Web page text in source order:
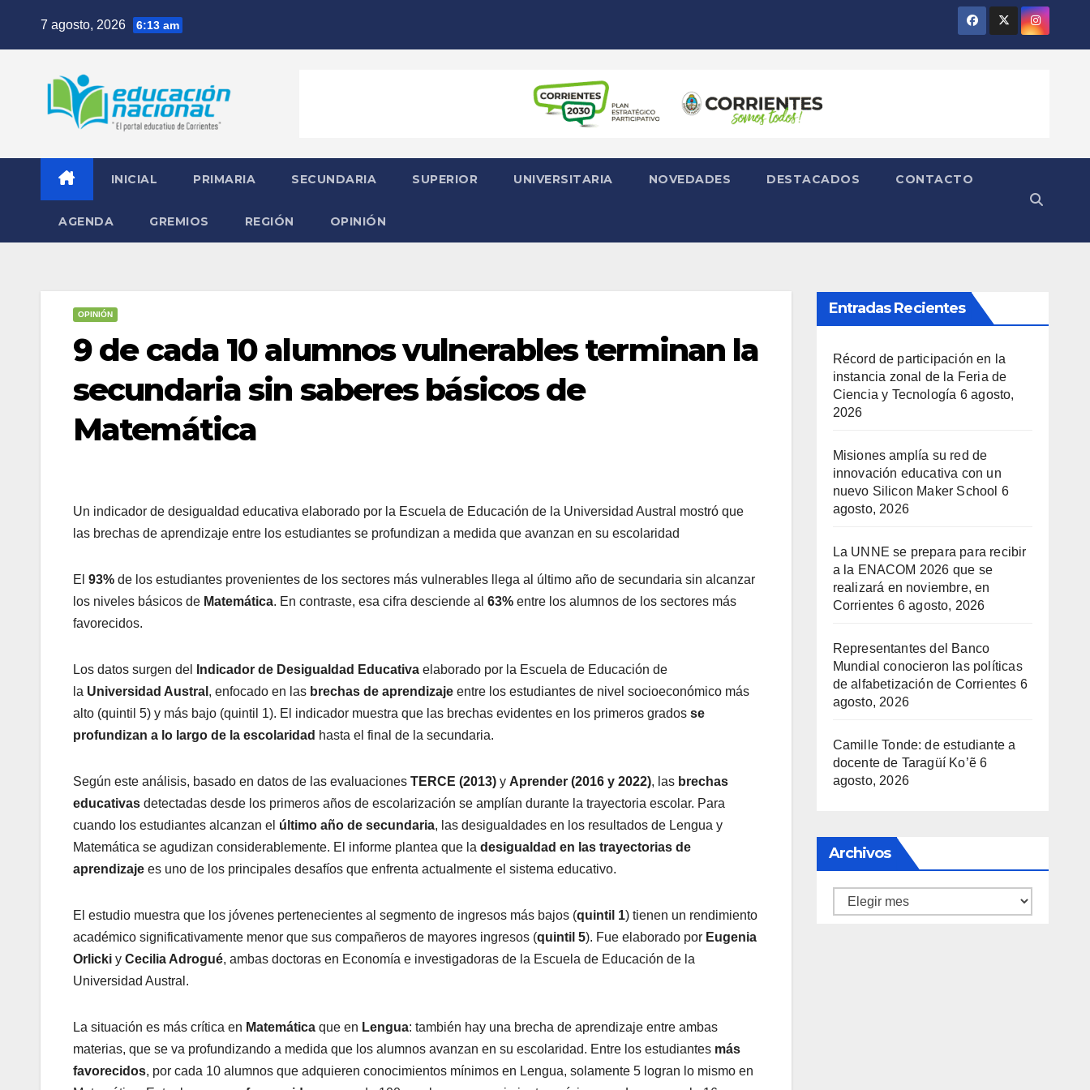
7 agosto, 2026 6:13 am
INICIAL PRIMARIA SECUNDARIA SUPERIOR UNIVERSITARIA NOVEDADES DESTACADOS CONTACTO
AGENDA GREMIOS REGIÓN OPINIÓN
OPINIÓN
9 de cada 10 alumnos vulnerables terminan la
secundaria sin saberes básicos de
Matemática
Un indicador de desigualdad educativa elaborado por la Escuela de Educación de la Universidad Austral mostró que
las brechas de aprendizaje entre los estudiantes se profundizan a medida que avanzan en su escolaridad
El 93% de los estudiantes provenientes de los sectores más vulnerables llega al último año de secundaria sin alcanzar
los niveles básicos de Matemática. En contraste, esa cifra desciende al 63% entre los alumnos de los sectores más
favorecidos.
Los datos surgen del Indicador de Desigualdad Educativa elaborado por la Escuela de Educación de
la Universidad Austral , enfocado en las brechas de aprendizaje entre los estudiantes de nivel socioeconómico más
alto (quintil 5) y más bajo (quintil 1). El indicador muestra que las brechas evidentes en los primeros grados se
profundizan a lo largo de la escolaridad hasta el final de la secundaria.
Según este análisis, basado en datos de las evaluaciones TERCE (2013) y Aprender (2016 y 2022), las brechas
educativas detectadas desde los primeros años de escolarización se amplían durante la trayectoria escolar. Para
cuando los estudiantes alcanzan el último año de secundaria, las desigualdades en los resultados de Lengua y
Matemática se agudizan considerablemente. El informe plantea que la desigualdad en las trayectorias de
aprendizaje es uno de los principales desafíos que enfrenta actualmente el sistema educativo.
El estudio muestra que los jóvenes pertenecientes al segmento de ingresos más bajos (quintil 1) tienen un rendimiento
académico significativamente menor que sus compañeros de mayores ingresos (quintil 5). Fue elaborado por Eugenia
Orlicki y Cecilia Adrogué, ambas doctoras en Economía e investigadoras de la Escuela de Educación de la
Universidad Austral.
La situación es más crítica en Matemática que en Lengua: también hay una brecha de aprendizaje entre ambas
materias, que se va profundizando a medida que los alumnos avanzan en su escolaridad. Entre los estudiantes más
favorecidos, por cada 10 alumnos que adquieren conocimientos mínimos en Lengua, solamente 5 logran lo mismo en
Entradas Recientes
Récord de participación en la
instancia zonal de la Feria de
Ciencia y Tecnología 6 agosto,
2026
Misiones amplía su red de
innovación educativa con un
nuevo Silicon Maker School 6
agosto, 2026
La UNNE se prepara para recibir
a la ENACOM 2026 que se
realizará en noviembre, en
Corrientes 6 agosto, 2026
Representantes del Banco
Mundial conocieron las políticas
de alfabetización de Corrientes 6
agosto, 2026
Camille Tonde: de estudiante a
docente de Taragüí Ko’ẽ 6
agosto, 2026
Archivos
Archivos